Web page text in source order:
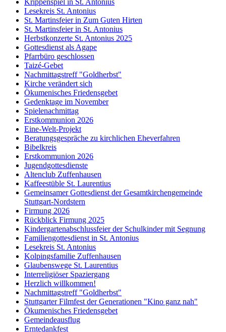
Krippenspiel in St. Antonius
Lesekreis St. Antonius
St. Martinsfeier in Zum Guten Hirten
St. Martinsfeier in St. Antonius
Herbstkonzerte St. Antonius 2025
Gottesdienst als Agape
Pfarrbüro geschlossen
Taizé-Gebet
Nachmittagstreff "Goldherbst"
Kirche verändert sich
Ökumenisches Friedensgebet
Gedenktage im November
Spielenachmittag
Erstkommunion 2026
Eine-Welt-Projekt
Beratungsgespräche zu kirchlichen Eheverfahren
Bibelkreis
Erstkommunion 2026
Jugendgottesdienste
Altenclub Zuffenhausen
Kaffeestüble St. Laurentius
Gemeinsamer Gottesdienst der Gesamtkirchengemeinde
Stuttgart-Nordstern
Firmung 2026
Rückblick Firmung 2025
Kindergartenabschlussfeier der Schulkinder mit Segnung
Familiengottesdienst in St. Antonius
Lesekreis St. Antonius
Kolpingsfamilie Zuffenhausen
Glaubenswege St. Laurentius
Interreligiöser Spaziergang
Herzlich willkommen!
Nachmittagstreff "Goldherbst"
Stuttgarter Filmfest der Generationen "Kino ganz nah"
Ökumenisches Friedensgebet
Gemeindeausflug
Erntedankfest